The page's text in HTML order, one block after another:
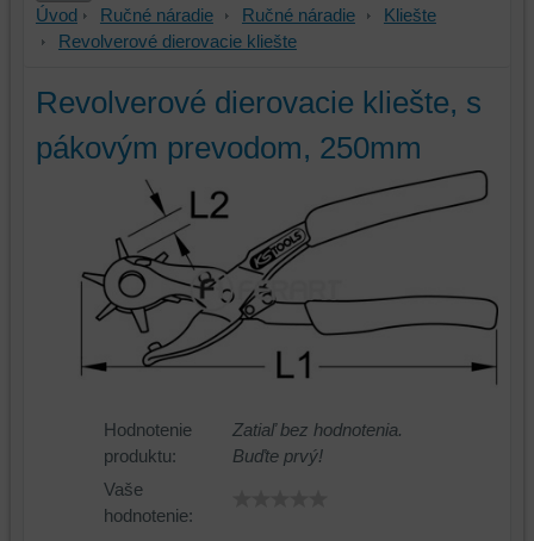
Úvod Ručné náradie Ručné náradie
Kliešte
Revolverové dierovacie kliešte
Revolverové dierovacie kliešte, s
pákovým prevodom, 250mm
Hodnotenie
produktu:
Zatiaľ bez hodnotenia.
Buďte prvý!
Vaše
hodnotenie: